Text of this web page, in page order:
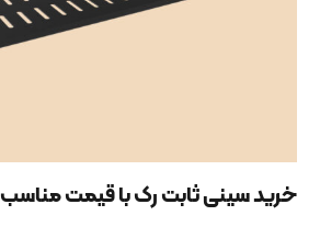
خرید سینی ثابت رک با قیمت مناسب